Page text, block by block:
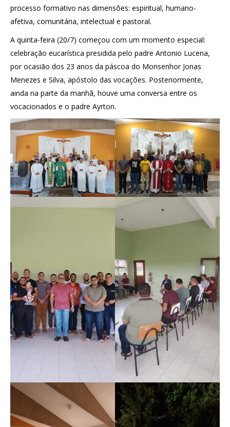
processo formativo nas dimensões: espiritual, humano-
afetiva, comunitária, intelectual e pastoral.
A quinta-feira (20/7) começou com um momento especial:
celebração eucarística presidida pelo padre Antonio Lucena,
por ocasião dos 23 anos da páscoa do Monsenhor Jonas
Menezes e Silva, apóstolo das vocações. Posteriormente,
ainda na parte da manhã, houve uma conversa entre os
vocacionados e o padre Ayrton.